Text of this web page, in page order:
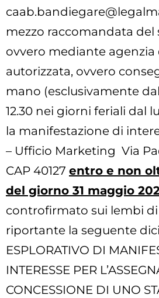
mezzo raccomandata del
ovvero mediante agenzia
autorizzata, ovvero
mano (esclusivamente
12.30 nei giorni feriali dal
la manifestazione di
– Ufficio Marketing Via
CAP 40127 entro e non
del giorno 31 maggio
controfirmato sui lembi di
riportante la seguente
ESPLORATIVO DI
INTERESSE PER
CONCESSIONE DI UNO